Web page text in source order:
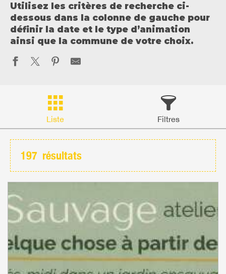
Utilisez les critères de recherche ci-
dessous dans la colonne de gauche pour
définir la date et le type d’animation
ainsi que la commune de votre choix.
Liste Filtres
197 résultats